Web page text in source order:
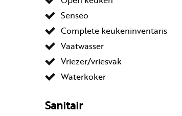
Senseo
Complete keukeninventaris
Vaatwasser
Vriezer/vriesvak
Waterkoker
Sanitair